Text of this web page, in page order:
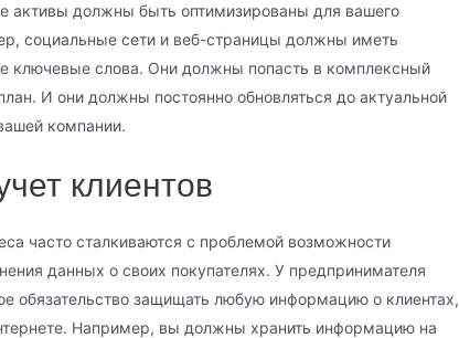
активы должны быть оптимизированы для вашего
социальные сети и веб-страницы должны иметь
ключевые слова. Они должны попасть в комплексный
И они должны постоянно обновляться до актуальной
компании.
клиентов
часто сталкиваются с проблемой возможности
данных о своих покупателях. У предпринимателя
обязательство защищать любую информацию о клиентах,
Например, вы должны хранить информацию на